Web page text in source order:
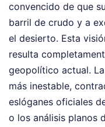
convencido de que
barril de crudo y a
el desierto. Esta
resulta
geopolítico actual.
más inestable,
eslóganes oficiales
o los análisis planos